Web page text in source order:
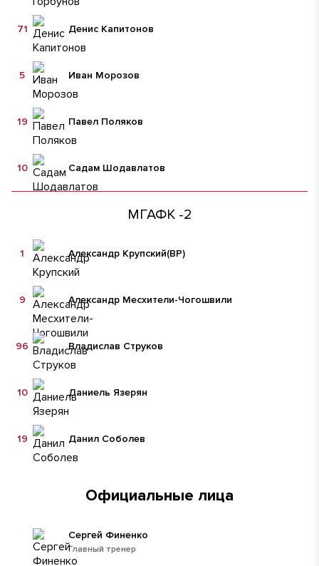
Денис Капитонов
71
Иван Морозов
5
Павел Поляков
19
Садам Шодавлатов
10
МГАФК -2
Александр Крупский(ВР)
1
Александр Месхители-Чогошвили
9
Владислав Струков
96
Даниель Язерян
10
Данил Соболев
19
Официальные лица
Главный тренер
Сергей Финенко